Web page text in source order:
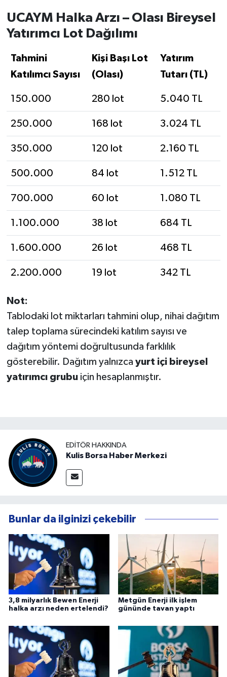
UCAYM Halka Arzı – Olası Bireysel
Yatırımcı Lot Dağılımı
Tahmini
Katılımcı Sayısı
Kişi Başı Lot
(Olası)
Yatırım
Tutarı (TL)
150.000 280 lot 5.040 TL
250.000 168 lot 3.024 TL
350.000 120 lot 2.160 TL
500.000 84 lot 1.512 TL
700.000 60 lot 1.080 TL
1.100.000 38 lot 684 TL
1.600.000 26 lot 468 TL
2.200.000 19 lot 342 TL
Not:
Tablodaki lot miktarları tahmini olup, nihai dağıtım
talep toplama sürecindeki katılım sayısı ve
dağıtım yöntemi doğrultusunda farklılık
gösterebilir. Dağıtım yalnızca yurt içi bireysel
yatırımcı grubuiçin hesaplanmıştır.
EDITÖR HAKKINDA
Kulis Borsa Haber Merkezi
Bunlar da ilginizi çekebilir
3,8 milyarlık Bewen Enerji
halka arzı neden ertelendi?
Metgün Enerji ilk işlem
gününde tavan yaptı